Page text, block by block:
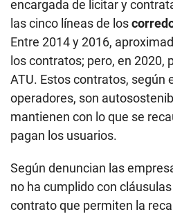
encargada de licitar y
las cinco líneas de los
Entre 2014 y 2016,
los contratos; pero, en 2020,
ATU. Estos contratos, según
operadores, son
mantienen con lo que se
pagan los usuarios.
Según denuncian las
no ha cumplido con
contrato que permiten la